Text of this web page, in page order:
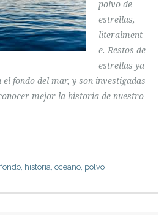
polvo de
estrellas,
literalment
e. Restos de
estrellas ya
el fondo del mar, y son investigadas
mejor la historia de nuestro
fondo, historia, oceano, polvo